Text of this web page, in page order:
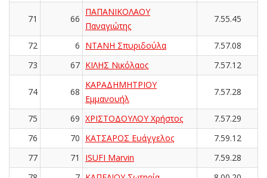
71 66
ΠΑΠΑΝΙΚΟΛΑΟΥ
Παναγιώτης
7.55.45
72 6 ΝΤΑΝΗ Σπυριδούλα
7.57.08
73
67 ΚΙΛΗΣ Νικόλαος 7.57.12
74 68
ΚΑΡΑΔΗΜΗΤΡΙΟΥ
Εμμανουήλ
7.57.28
75 69 ΧΡΙΣΤΟΔΟΥΛΟΥ Χρήστος
7.57.29
76
70 ΚΑΤΣΑΡΟΣ Ευάγγελος
7.59.12
77
71 ISUFI Marvin
7.59.28